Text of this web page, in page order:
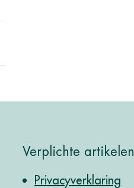
Verplichte artikelen
Privacyverklaring